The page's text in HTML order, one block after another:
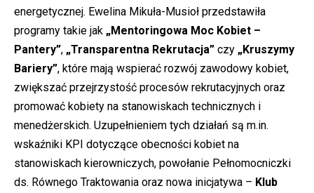
energetycznej. Ewelina Mikuła-Musioł przedstawiła
programy takie jak „Mentoringowa Moc Kobiet –
Pantery”, „Transparentna Rekrutacja” czy „Kruszymy
Bariery”, które mają wspierać rozwój zawodowy kobiet,
zwiększać przejrzystość procesów rekrutacyjnych oraz
promować kobiety na stanowiskach technicznych i
menedżerskich. Uzupełnieniem tych działań są m.in.
wskaźniki KPI dotyczące obecności kobiet na
stanowiskach kierowniczych, powołanie Pełnomocniczki
ds. Równego Traktowania oraz nowa inicjatywa – Klub